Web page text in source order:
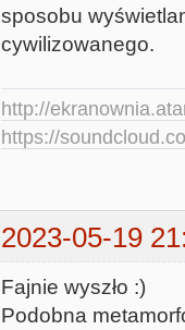
sposobu
cywilizowanego.
http://
https://
2023-05-19
Fajnie wyszło :)
Podobna